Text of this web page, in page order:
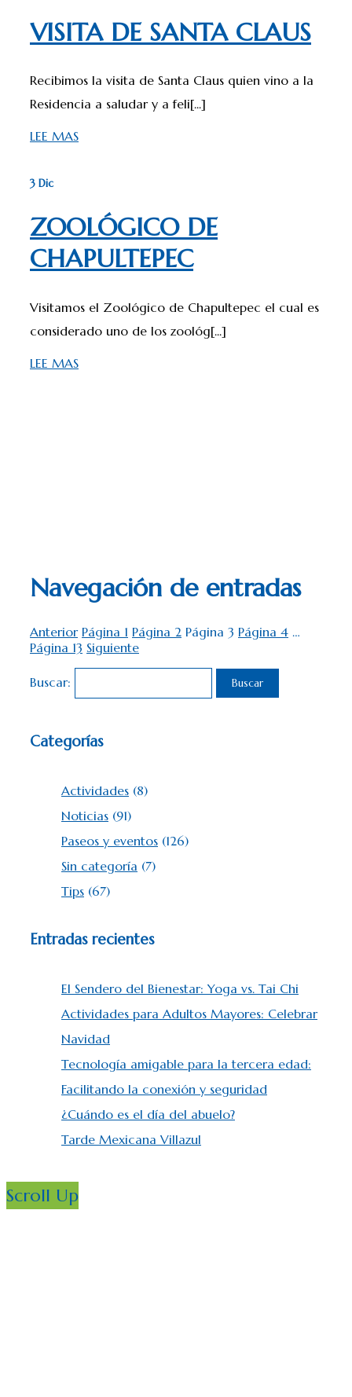
VISITA DE SANTA CLAUS
Recibimos la visita de Santa Claus quien vino a la
Residencia a saludar y a feli[...]
LEE MAS
3 Dic
ZOOLÓGICO DE
CHAPULTEPEC
Visitamos el Zoológico de Chapultepec el cual es
considerado uno de los zoológ[...]
LEE MAS
Navegación de entradas
Anterior Página 1 Página 2 Página 3 Página 4 …
Página 13 Siguiente
Buscar:
Categorías
Actividades (8)
Noticias (91)
Paseos y eventos (126)
Sin categoría (7)
Tips (67)
Entradas recientes
El Sendero del Bienestar: Yoga vs. Tai Chi
Actividades para Adultos Mayores: Celebrar
Navidad
Tecnología amigable para la tercera edad:
Facilitando la conexión y seguridad
¿Cuándo es el día del abuelo?
Tarde Mexicana Villazul
Scroll Up